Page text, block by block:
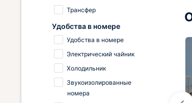
Гостиница Дружба
1.7 км от центра
Трансфер
Удобства в номере
Удобства в номере
Электрический чайник
Холодильник
Звукоизолированные
номера